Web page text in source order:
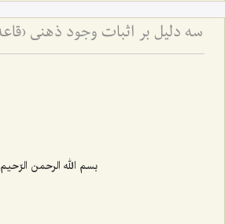
بسم الله الرحمن الرّحیم